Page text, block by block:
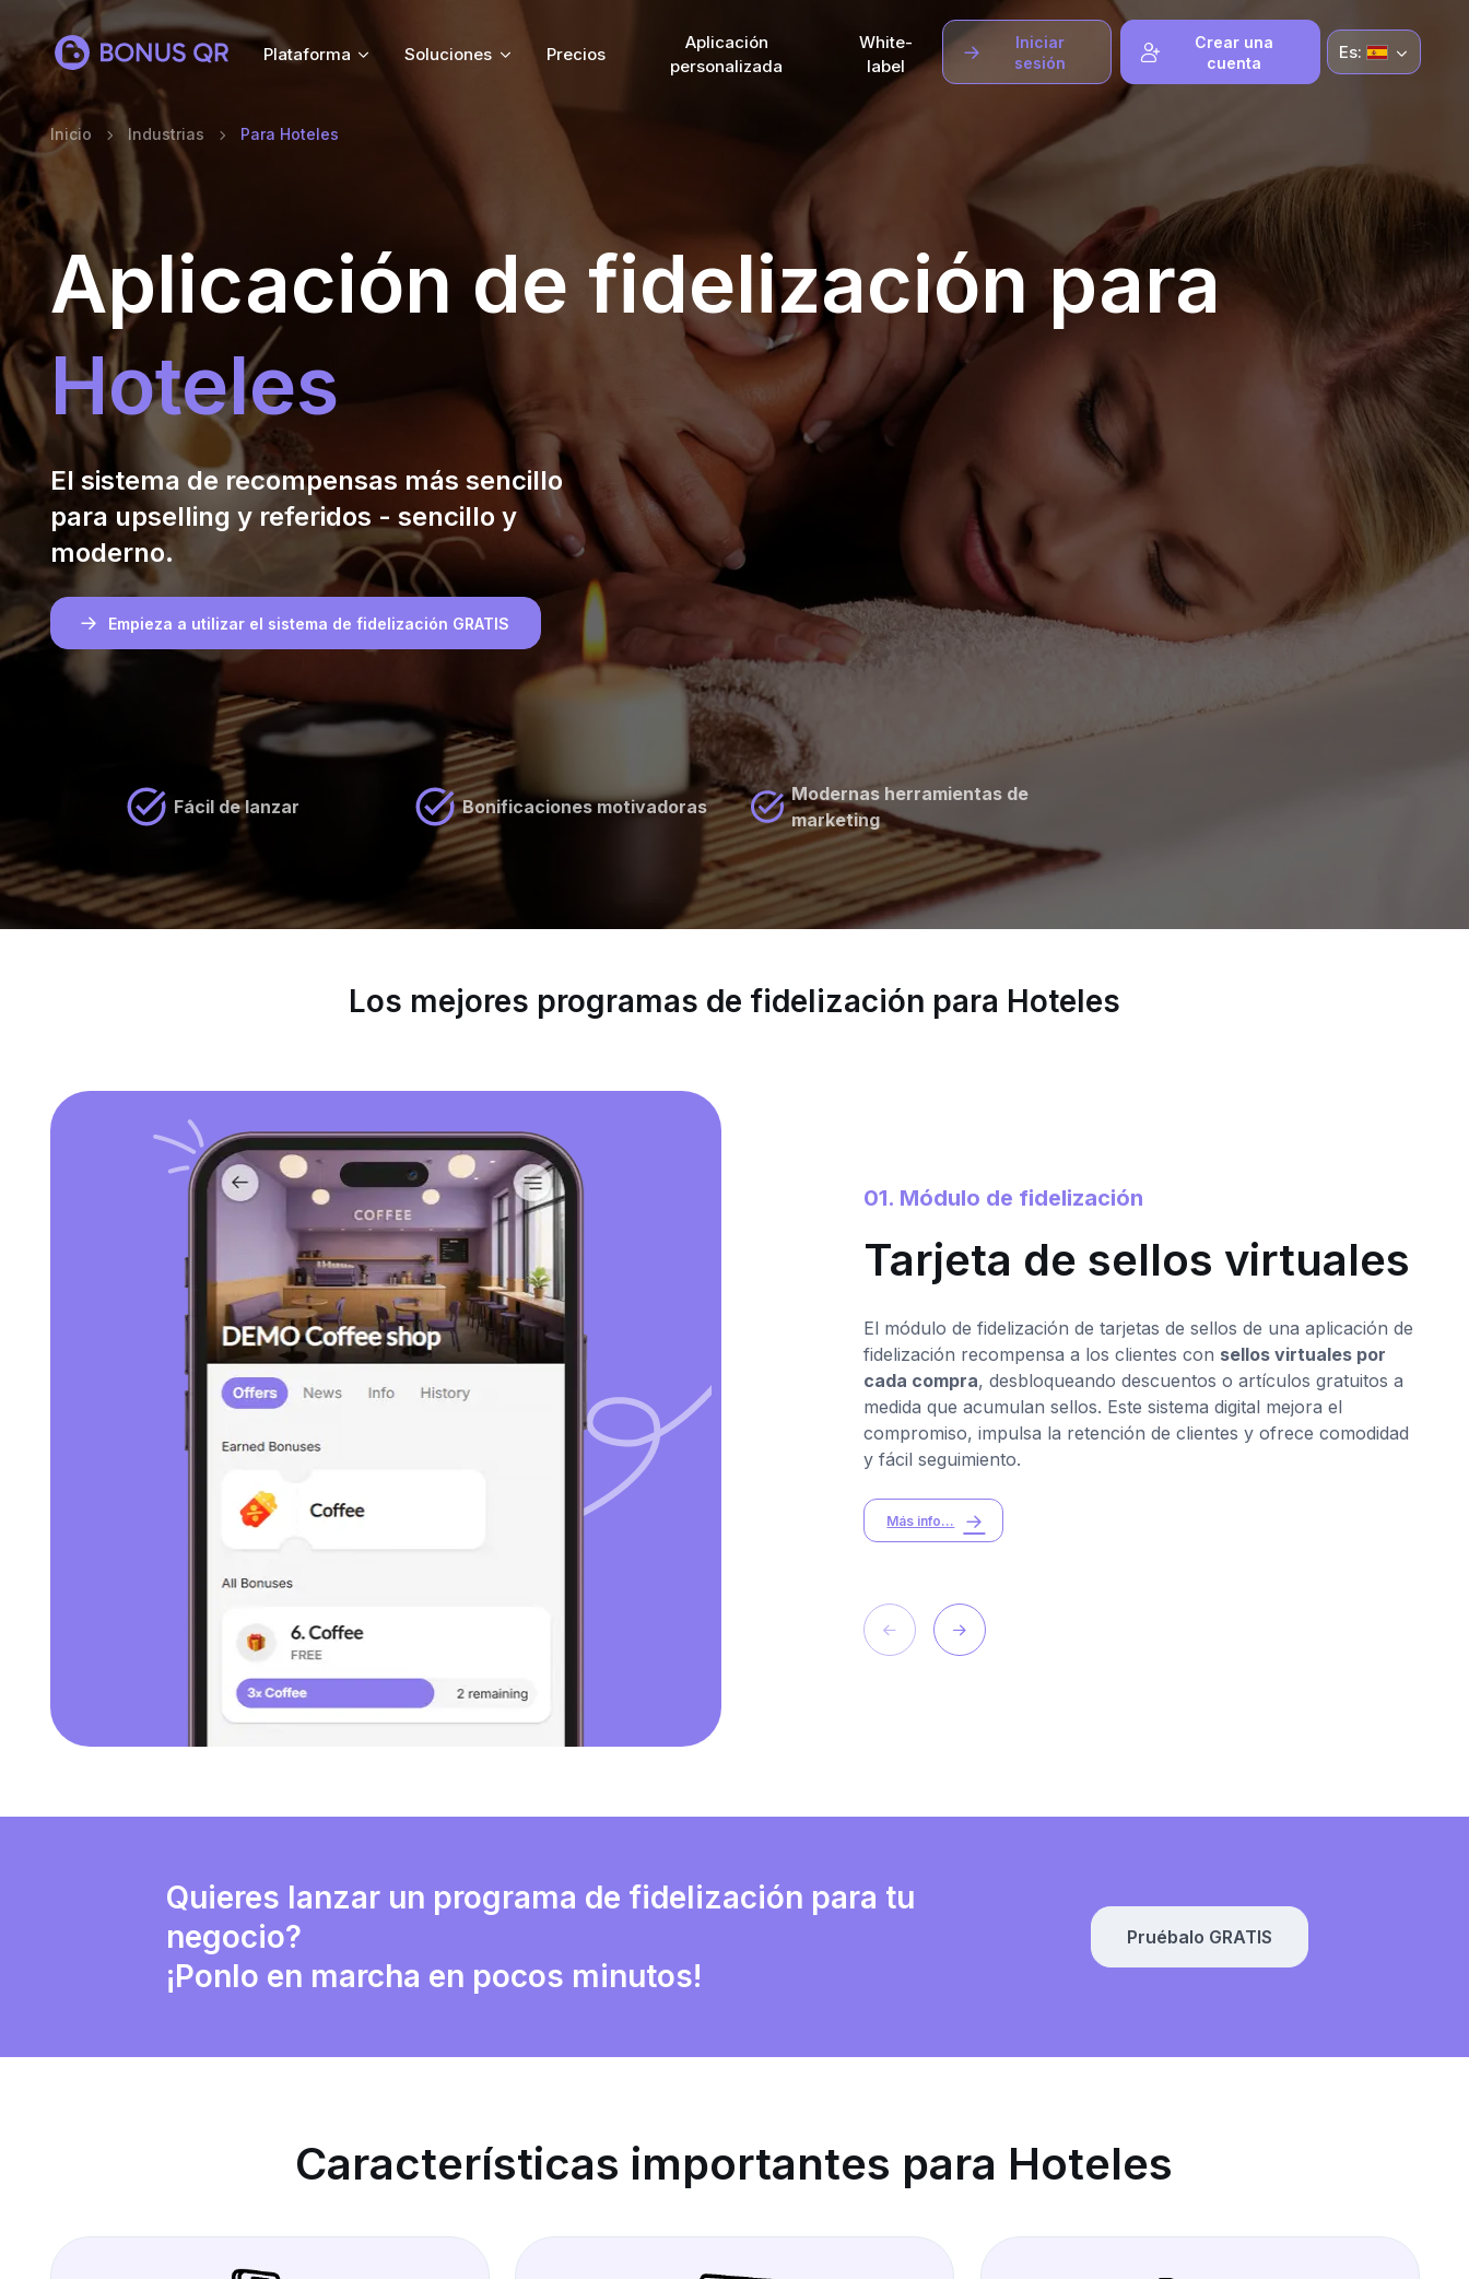
Iniciar
sesión
Crear una
cuenta
Plataforma Soluciones Precios
Aplicación
personalizada
White-
label
Es:
Inicio Industrias Para Hoteles
Aplicación de fidelización para
Hoteles
El sistema de recompensas más sencillo
para upselling y referidos - sencillo y
moderno.
Empieza a utilizar el sistema de fidelización GRATIS
Fácil de lanzar Bonificaciones motivadoras
Modernas herramientas de
marketing
Los mejores programas de fidelización para Hoteles
01. Módulo de fidelización
Tarjeta de sellos virtuales
El módulo de fidelización de tarjetas de sellos de una aplicación de
fidelización recompensa a los clientes con sellos virtuales por
cada compra, desbloqueando descuentos o artículos gratuitos a
medida que acumulan sellos. Este sistema digital mejora el
compromiso, impulsa la retención de clientes y ofrece comodidad
y fácil seguimiento.
Más info...
Quieres lanzar un programa de fidelización para tu
negocio?
¡Ponlo en marcha en pocos minutos!
Pruébalo GRATIS
Características importantes para Hoteles